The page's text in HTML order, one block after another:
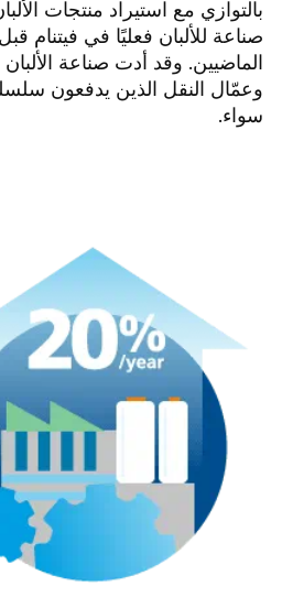
بالتوازي مع استيراد منتجات
الماضيين. وقد أدت صناعة
وعمّال النقل الذين يدفعون
سواء.